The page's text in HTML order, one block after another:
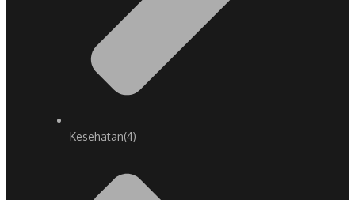
Kesehatan(4)